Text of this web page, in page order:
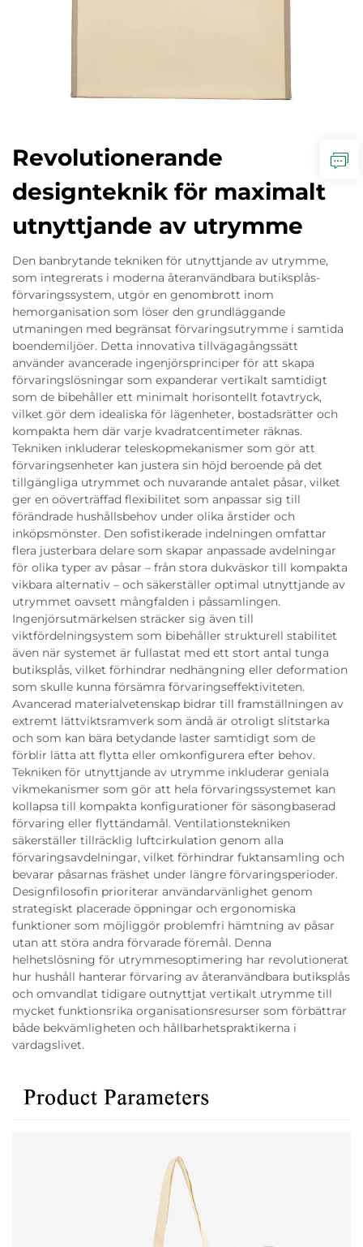
Revolutionerande
designteknik för maximalt
utnyttjande av utrymme
Den banbrytande tekniken för utnyttjande av utrymme,
som integrerats i moderna återanvändbara butiksplås-
förvaringssystem, utgör en genombrott inom
hemorganisation som löser den grundläggande
utmaningen med begränsat förvaringsutrymme i samtida
boendemiljöer. Detta innovativa tillvägagångssätt
använder avancerade ingenjörsprinciper för att skapa
förvaringslösningar som expanderar vertikalt samtidigt
som de bibehåller ett minimalt horisontellt fotavtryck,
vilket gör dem idealiska för lägenheter, bostadsrätter och
kompakta hem där varje kvadratcentimeter räknas.
Tekniken inkluderar teleskopmekanismer som gör att
förvaringsenheter kan justera sin höjd beroende på det
tillgängliga utrymmet och nuvarande antalet påsar, vilket
ger en oöverträffad flexibilitet som anpassar sig till
förändrade hushållsbehov under olika årstider och
inköpsmönster. Den sofistikerade indelningen omfattar
flera justerbara delare som skapar anpassade avdelningar
för olika typer av påsar – från stora dukväskor till kompakta
vikbara alternativ – och säkerställer optimal utnyttjande av
utrymmet oavsett mångfalden i påssamlingen.
Ingenjörsutmärkelsen sträcker sig även till
viktfördelningsystem som bibehåller strukturell stabilitet
även när systemet är fullastat med ett stort antal tunga
butiksplås, vilket förhindrar nedhängning eller deformation
som skulle kunna försämra förvaringseffektiviteten.
Avancerad materialvetenskap bidrar till framställningen av
extremt lättviktsramverk som ändå är otroligt slitstarka
och som kan bära betydande laster samtidigt som de
förblir lätta att flytta eller omkonfigurera efter behov.
Tekniken för utnyttjande av utrymme inkluderar geniala
vikmekanismer som gör att hela förvaringssystemet kan
kollapsa till kompakta konfigurationer för säsongbaserad
förvaring eller flyttändamål. Ventilationstekniken
säkerställer tillräcklig luftcirkulation genom alla
förvaringsavdelningar, vilket förhindrar fuktansamling och
bevarar påsarnas fräshet under längre förvaringsperioder.
Designfilosofin prioriterar användarvänlighet genom
strategiskt placerade öppningar och ergonomiska
funktioner som möjliggör problemfri hämtning av påsar
utan att störa andra förvarade föremål. Denna
helhetslösning för utrymmesoptimering har revolutionerat
hur hushåll hanterar förvaring av återanvändbara butiksplås
och omvandlat tidigare outnyttjat vertikalt utrymme till
mycket funktionsrika organisationsresurser som förbättrar
både bekvämligheten och hållbarhetspraktikerna i
vardagslivet.